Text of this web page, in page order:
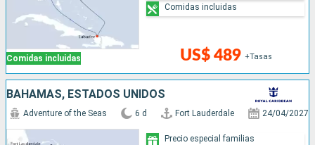
Comidas incluidas US$ 489 +Tasas
Comidas incluidas
BAHAMAS, ESTADOS UNIDOS
Adventure of the Seas 6 d Fort Lauderdale 24/04/2027
Precio especial familias